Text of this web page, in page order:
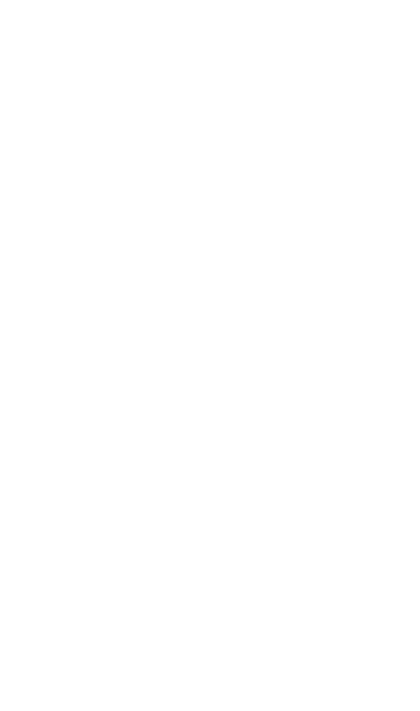
劇場版『ウマ娘 プリティーダービー 新時代の扉
劇場版『ウマ娘 プリティーダービー 新時代の扉